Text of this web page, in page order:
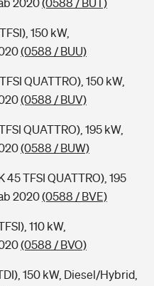
2020(0588 / BUT)
150 kW,
(0588 / BUU)
QUATTRO), 150 kW,
(0588 / BUV)
QUATTRO), 195 kW,
(0588 / BUW)
45 TFSI QUATTRO), 195
2020(0588 / BVE)
110 kW,
(0588 / BVO)
150 kW, Diesel/Hybrid,